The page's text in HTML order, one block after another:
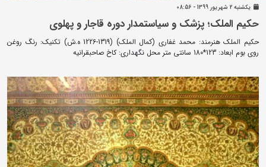
يکشنبه 2 شهريور 1399 - 08:56
حکیم الملک؛ پزشک و سیاستمدار دوره قاجار و پهلوی
حکیم الملک هنرمند: محمد غفاری (کمال الملک) (1319-1226 ه.ش) تکنیک: رنگ روغن
روی بوم ابعاد: 123*180 سانتی متر محل نگهداری: کاخ صاحبقرانیه